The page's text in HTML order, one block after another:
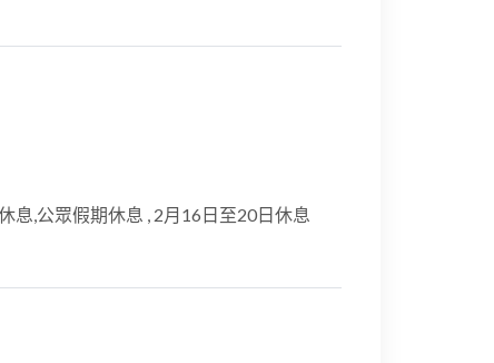
息,公眾假期休息 , 2月16日至20日休息